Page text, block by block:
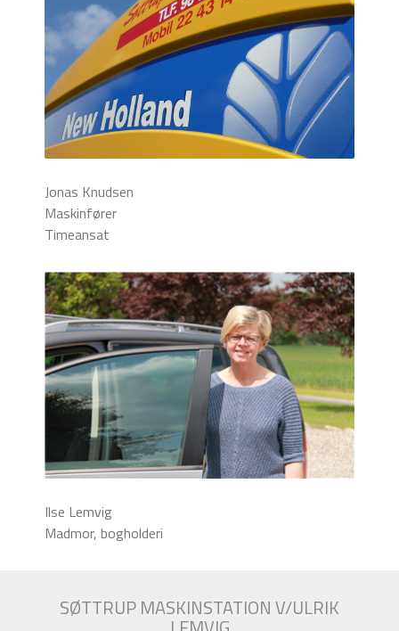
Jonas Knudsen
Maskinfører
Timeansat
Ilse Lemvig
Madmor, bogholderi
SØTTRUP MASKINSTATION V/ULRIK